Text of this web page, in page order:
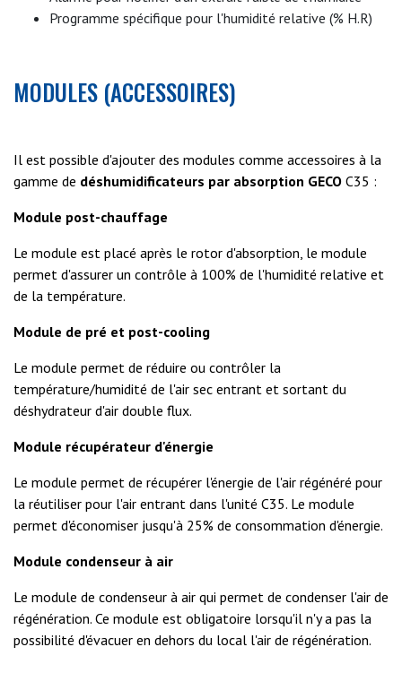
Programme spécifique pour l'humidité relative (% H.R)
MODULES (ACCESSOIRES)
Il est possible d'ajouter des modules comme accessoires à la
gamme de déshumidificateurs par absorption GECO C35 :
Module post-chauffage
Le module est placé après le rotor d'absorption, le module
permet d'assurer un contrôle à 100% de l'humidité relative et
de la température.
Module de pré et post-cooling
Le module permet de réduire ou contrôler la
température/humidité de l'air sec entrant et sortant du
déshydrateur d'air double flux.
Module récupérateur d'énergie
Le module permet de récupérer l'énergie de l'air régénéré pour
la réutiliser pour l'air entrant dans l'unité C35. Le module
permet d'économiser jusqu'à 25% de consommation d'énergie.
Module condenseur à air
Le module de condenseur à air qui permet de condenser l'air de
régénération. Ce module est obligatoire lorsqu'il n'y a pas la
possibilité d'évacuer en dehors du local l'air de régénération.